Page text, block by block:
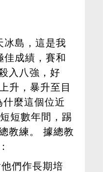
冰島，這是我
佳成績，賽和
入八強，好
升，暴升至目
麼這個位近
短數年間，踢
教練。 據總教
們作長期培